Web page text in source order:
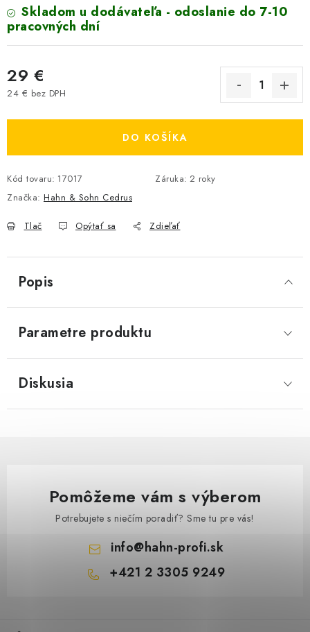
Skladom u dodávateľa - odoslanie do 7-10
pracovných dní
29 €
24 € bez DPH
DO KOŠÍKA
Kód tovaru: 17017 Záruka: 2 roky
Značka: Hahn & Sohn Cedrus
Tlač Opýtať sa Zdieľať
Popis
Parametre produktu
Diskusia
Pomôžeme vám s výberom
Potrebujete s niečím poradiť? Sme tu pre vás!
info@hahn-profi.sk
+421 2 3305 9249